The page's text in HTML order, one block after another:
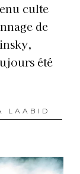
culte
de
été
LAABID